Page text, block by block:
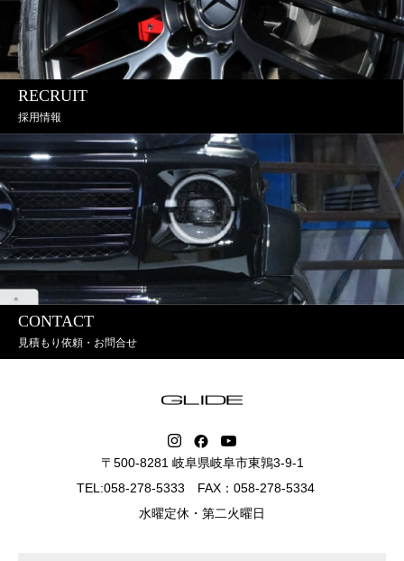
RECRUIT
採用情報
CONTACT
見積もり依頼・お問合せ
〒500-8281 岐阜県岐阜市東鶉3-9-1
TEL:058-278-5333 FAX：058-278-5334
水曜定休・第二火曜日